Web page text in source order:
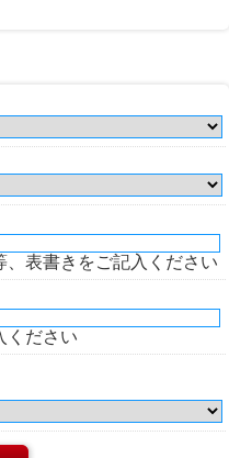
表書きをご記入ください
ください